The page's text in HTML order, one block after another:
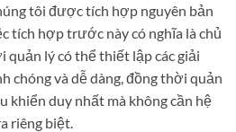
tôi được tích hợp nguyên bản
tích hợp trước này có nghĩa là chủ
quản lý có thể thiết lập các giải
chóng và dễ dàng, đồng thời quản
khiển duy nhất mà không cần hệ
riêng biệt.